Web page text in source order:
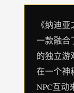
《纳迪
一款融合
的独立游
在一个神
NPC互动